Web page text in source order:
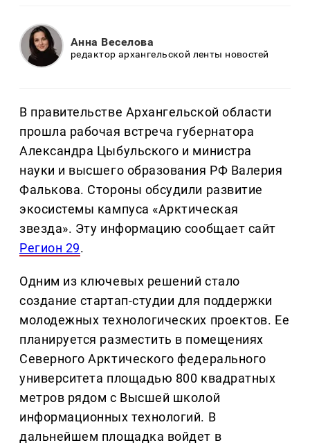
Анна Веселова
редактор архангельской ленты новостей
В правительстве Архангельской области
прошла рабочая встреча губернатора
Александра Цыбульского и министра
науки и высшего образования РФ Валерия
Фалькова. Стороны обсудили развитие
экосистемы кампуса «Арктическая
звезда». Эту информацию сообщает сайт
Регион 29.
Одним из ключевых решений стало
создание стартап-студии для поддержки
молодежных технологических проектов. Ее
планируется разместить в помещениях
Северного Арктического федерального
университета площадью 800 квадратных
метров рядом с Высшей школой
информационных технологий. В
дальнейшем площадка войдет в